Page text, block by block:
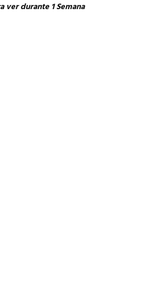
ver durante 1 Semana